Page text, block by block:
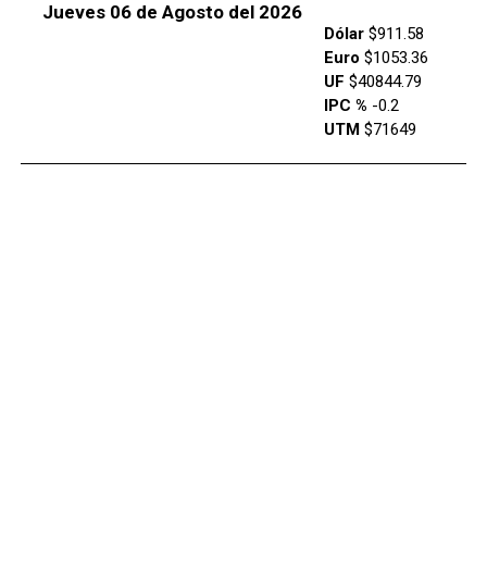
Jueves 06 de Agosto del 2026
Dólar$911.58
Euro $1053.36
UF $40844.79
IPC % -0.2
UTM$71649